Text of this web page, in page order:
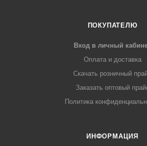
ПОКУПАТЕЛЮ
Вход в личный
Оплата и доставка
Скачать розничный
Заказать оптовый
Политика
ИНФОРМАЦИЯ